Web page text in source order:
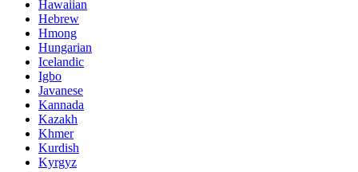
Hawaiian
Hebrew
Hmong
Hungarian
Icelandic
Igbo
Javanese
Kannada
Kazakh
Khmer
Kurdish
Kyrgyz